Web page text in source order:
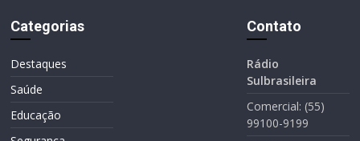
Categorias
Destaques
Saúde
Educação
Contato
Rádio
Sulbrasileira
Comercial: (55)
99100-9199